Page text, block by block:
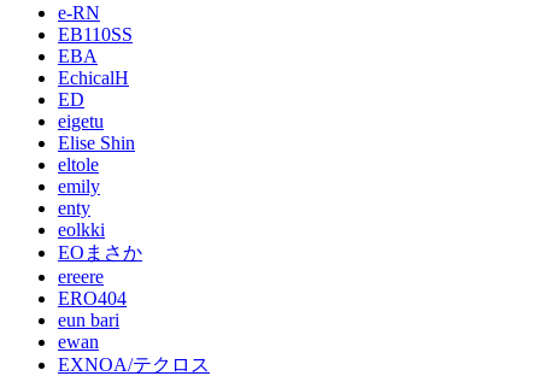
e-RN
EB110SS
EBA
EchicalH
ED
eigetu
Elise Shin
eltole
emily
enty
eolkki
EOまさか
ereere
ERO404
eun bari
ewan
EXNOA/テクロス